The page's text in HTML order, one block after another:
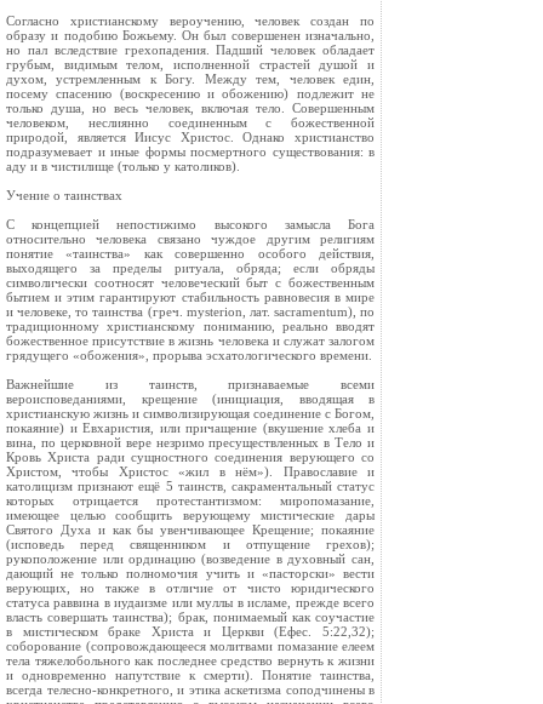
Согласно христианскому вероучению, человек создан по
образу и подобию Божьему. Он был совершенен изначально,
но пал вследствие грехопадения. Падший человек обладает
грубым, видимым телом, исполненной страстей душой и
духом, устремленным к Богу. Между тем, человек един,
посему спасению (воскресению и обожению) подлежит не
только душа, но весь человек, включая тело. Совершенным
человеком, неслиянно соединенным с божественной
природой, является Иисус Христос. Однако христианство
подразумевает и иные формы посмертного существования: в
аду и в чистилище (только у католиков).
Учение о таинствах
С концепцией непостижимо высокого замысла Бога
относительно человека связано чуждое другим религиям
понятие «таинства» как совершенно особого действия,
выходящего за пределы ритуала, обряда; если обряды
символически соотносят человеческий быт с божественным
бытием и этим гарантируют стабильность равновесия в мире
и человеке, то таинства (греч. mysterion, лат. sacramentum), по
традиционному христианскому пониманию, реально вводят
божественное присутствие в жизнь человека и служат залогом
грядущего «обожения», прорыва эсхатологического времени.
Важнейшие из таинств, признаваемые всеми
вероисповеданиями, крещение (инициация, вводящая в
христианскую жизнь и символизирующая соединение с Богом,
покаяние) и Евхаристия, или причащение (вкушение хлеба и
вина, по церковной вере незримо пресуществленных в Тело и
Кровь Христа ради сущностного соединения верующего со
Христом, чтобы Христос «жил в нём»). Православие и
католицизм признают ещё 5 таинств, сакраментальный статус
которых отрицается протестантизмом: миропомазание,
имеющее целью сообщить верующему мистические дары
Святого Духа и как бы увенчивающее Крещение; покаяние
(исповедь перед священником и отпущение грехов);
рукоположение или ординацию (возведение в духовный сан,
дающий не только полномочия учить и «пасторски» вести
верующих, но также в отличие от чисто юридического
статуса раввина в иудаизме или муллы в исламе, прежде всего
власть совершать таинства); брак, понимаемый как соучастие
в мистическом браке Христа и Церкви (Ефес. 5:22,32);
соборование (сопровождающееся молитвами помазание елеем
тела тяжелобольного как последнее средство вернуть к жизни
и одновременно напутствие к смерти). Понятие таинства,
всегда телесно-конкретного, и этика аскетизма соподчинены в